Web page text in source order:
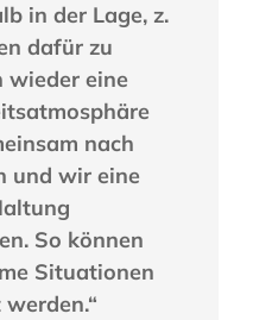
in der Lage, z.
dafür zu
wieder eine
nach
und wir eine
So können
Situationen